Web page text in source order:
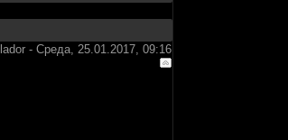
- Среда, 25.01.2017, 09:16